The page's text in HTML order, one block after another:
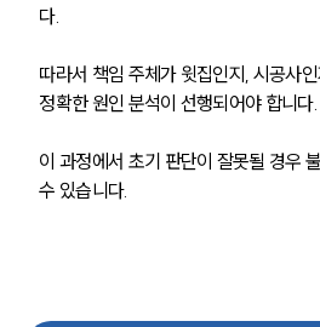
다.
따라서 책임 주체가 윗집인지, 시공사
정확한 원인 분석이 선행되어야 합니다.
이 과정에서 초기 판단이 잘못될 경우
수 있습니다.